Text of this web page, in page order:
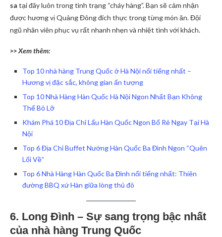
sa tại đây luôn trong tình trạng “cháy hàng”. Bạn sẽ cảm nhận
được hương vị Quảng Đông đích thực trong từng món ăn. Đội
ngũ nhân viên phục vụ rất nhanh nhẹn và nhiệt tình với khách.
>> Xem thêm:
Top 10 nhà hàng Trung Quốc ở Hà Nội nổi tiếng nhất –
Hương vị đặc sắc, không gian ấn tượng
Top 10 Nhà Hàng Hàn Quốc Hà Nội Ngon Nhất Bạn Không
Thể Bỏ Lỡ
Khám Phá 10 Địa Chỉ Lẩu Hàn Quốc Ngon Bổ Rẻ Ngay Tại Hà
Nội
Top 6 Địa Chỉ Buffet Nướng Hàn Quốc Ba Đình Ngon “Quên
Lối Về”
Top 6 Nhà Hàng Hàn Quốc Ba Đình nổi tiếng nhất: Thiên
đường BBQ xứ Hàn giữa lòng thủ đô
6. Long Đình – Sự sang trọng bậc nhất
của nhà hàng Trung Quốc